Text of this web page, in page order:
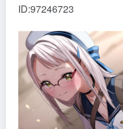
ID:97246723